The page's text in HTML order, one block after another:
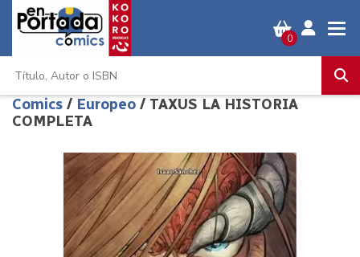
0
Comics / Europeo / TAXUS LA HISTORIA
COMPLETA